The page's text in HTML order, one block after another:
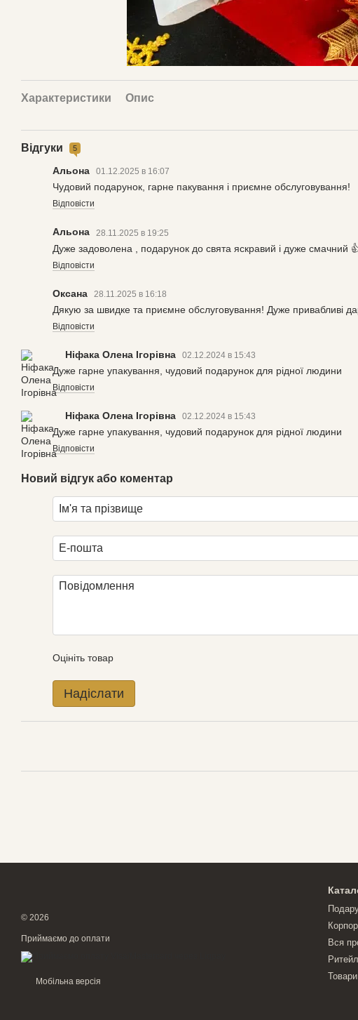
Характеристики Опис
Відгуки 5
Альона 01.12.2025 в 16:07
Чудовий подарунок, гарне пакування і приємне обслуговування!
Відповісти
Альона 28.11.2025 в 19:25
Дуже задоволена , подарунок до свята яскравий і дуже смачний
Відповісти
Оксана 28.11.2025 в 16:18
Дякую за швидке та приємне обслуговування! Дуже привабливі
Відповісти
Ніфака Олена Ігорівна 02.12.2024 в 15:43
Дуже гарне упакування, чудовий подарунок для рідної людини
Відповісти
Ніфака Олена Ігорівна 02.12.2024 в 15:43
Дуже гарне упакування, чудовий подарунок для рідної людини
Відповісти
Новий відгук або коментар
Оцініть товар
Надіслати
© 2026
Приймаємо до оплати
Мобільна версія
Вся
Ритейл